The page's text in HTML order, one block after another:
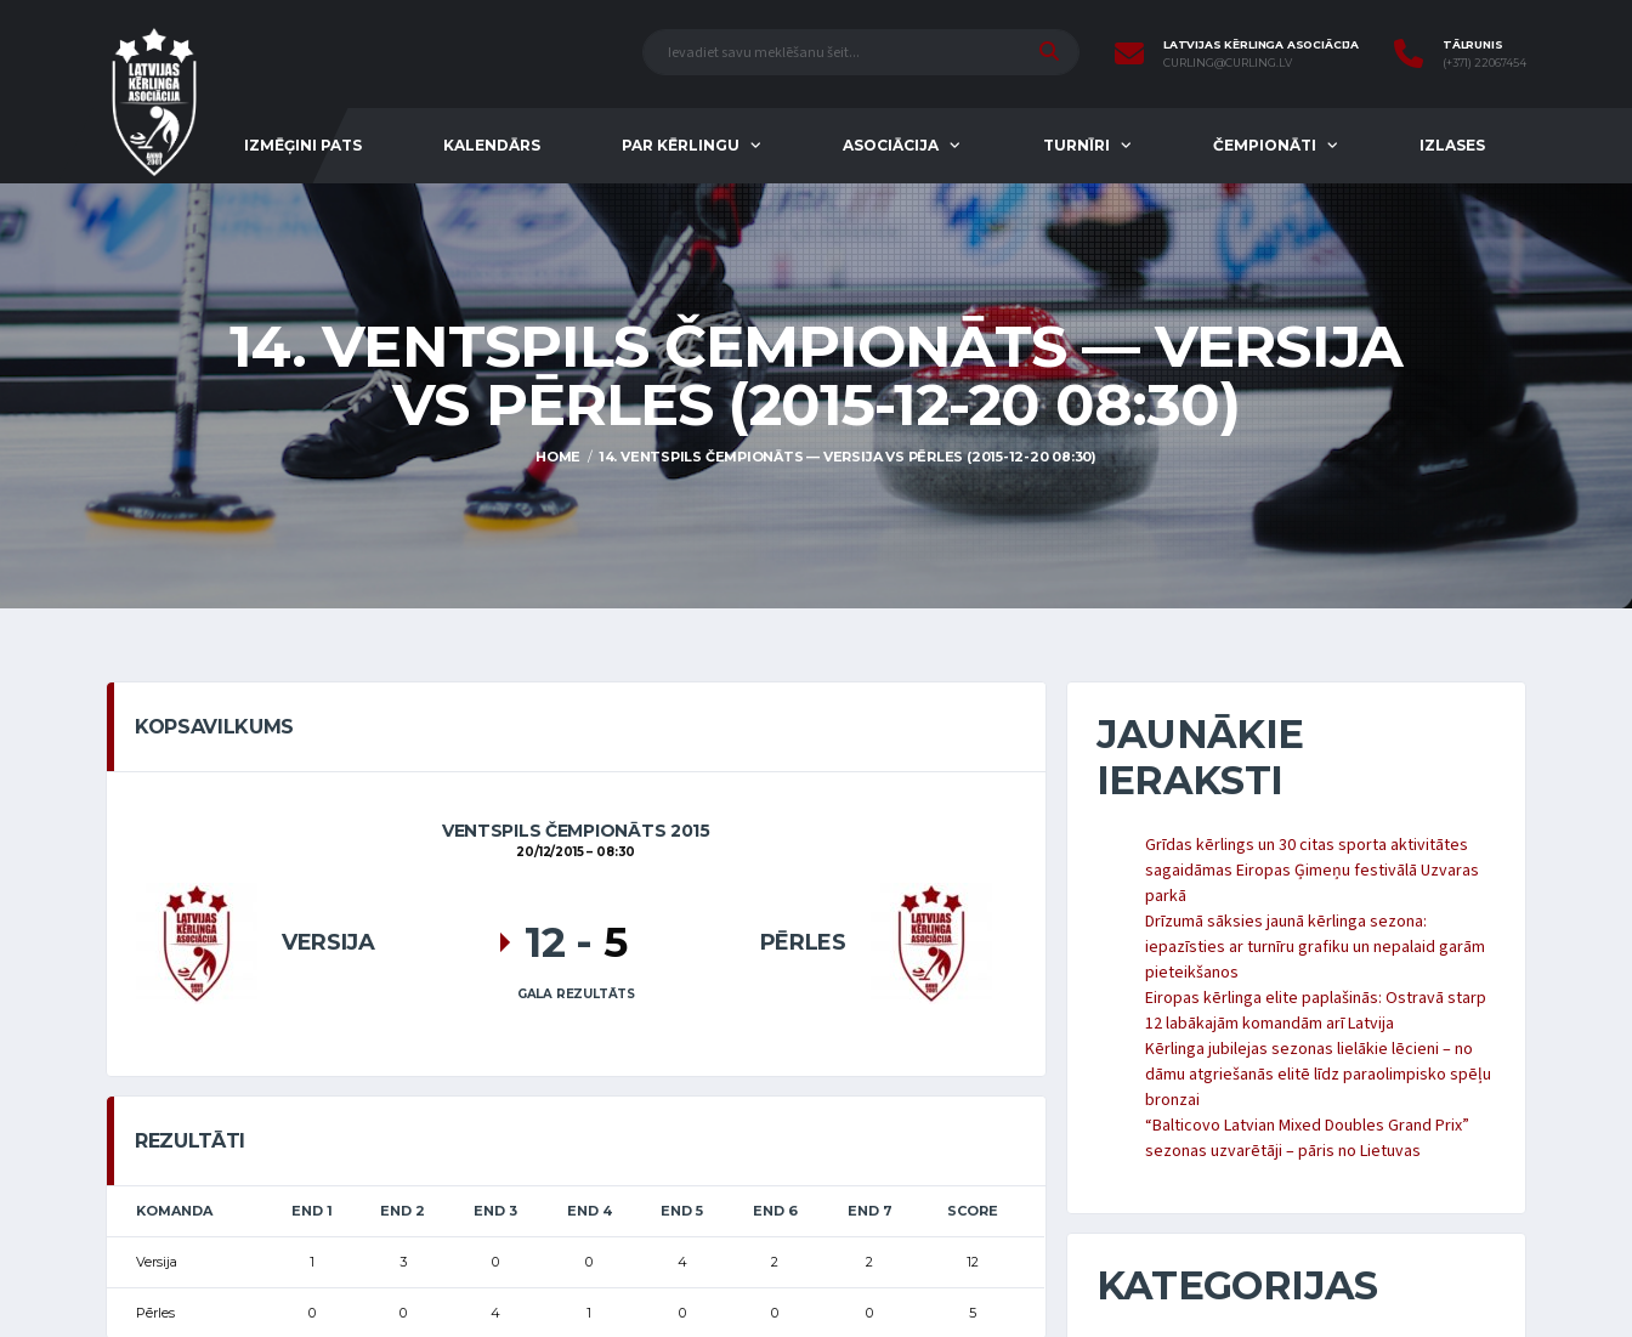
LATVIJAS KĒRLINGA ASOCIĀCIJA
CURLING@CURLING.LV
TĀLRUNIS
(+371) 22067454
IZMĒĢINI PATS KALENDĀRS PAR KĒRLINGU ASOCIĀCIJA TURNĪRI ČEMPIONĀTI IZLASES
14. VENTSPILS ČEMPIONĀTS — VERSIJA
VS PĒRLES (2015-12-20 08:30)
HOME 14. VENTSPILS ČEMPIONĀTS — VERSIJA VS PĒRLES (2015-12-20 08:30)
KOPSAVILKUMS
VENTSPILS ČEMPIONĀTS 2015
20/12/2015 08:30
VERSIJA PĒRLES
12 - 5
GALA REZULTĀTS
REZULTĀTI
KOMANDA END 1 END 2 END 3 END 4 END 5 END 6 END 7 SCORE
Versija 1 3 0 0 4 2 2 12
Pērles 0 0 4 1 0 0 0 5
JAUNĀKIE
IERAKSTI
Grīdas kērlings un 30 citas sporta aktivitātes
sagaidāmas Eiropas Ģimeņu festivālā Uzvaras
parkā
Drīzumā sāksies jaunā kērlinga sezona:
iepazīsties ar turnīru grafiku un nepalaid garām
pieteikšanos
Eiropas kērlinga elite paplašinās: Ostravā starp
12 labākajām komandām arī Latvija
Kērlinga jubilejas sezonas lielākie lēcieni – no
dāmu atgriešanās elitē līdz paraolimpisko spēļu
bronzai
“Balticovo Latvian Mixed Doubles Grand Prix”
sezonas uzvarētāji – pāris no Lietuvas
KATEGORIJAS